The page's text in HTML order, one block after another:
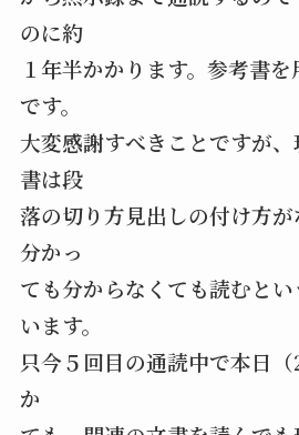
のに約
１年半かかります。参考書
です。
大変感謝すべきことですが
書は段
落の切り方見出しの付け方が
分かっ
ても分からなくても読むと
います。
只今５回目の通読中で本日（
か